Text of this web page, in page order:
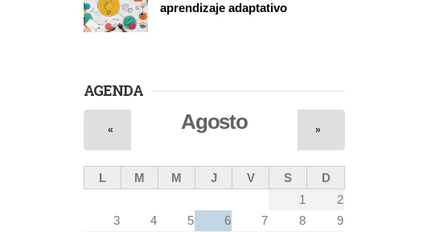
aprendizaje adaptativo
AGENDA
Agosto
« »
L M M J V S
D
1
2
3
4 5 6 7 8
9